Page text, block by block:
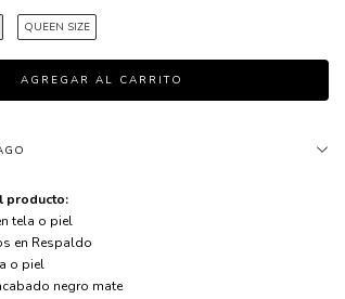
QUEEN SIZE
producto:
tela o piel
en Respaldo
o piel
negro mate